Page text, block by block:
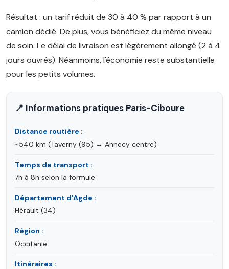
Résultat : un tarif réduit de 30 à 40 % par rapport à un
camion dédié. De plus, vous bénéficiez du même niveau
de soin. Le délai de livraison est légèrement allongé (2 à 4
jours ouvrés). Néanmoins, l'économie reste substantielle
pour les petits volumes.
📍 Informations pratiques Paris-Ciboure
Distance routière :
~540 km (Taverny (95) → Annecy centre)
Temps de transport :
7h à 8h selon la formule
Département d'Agde :
Hérault (34)
Région :
Occitanie
Itinéraires :